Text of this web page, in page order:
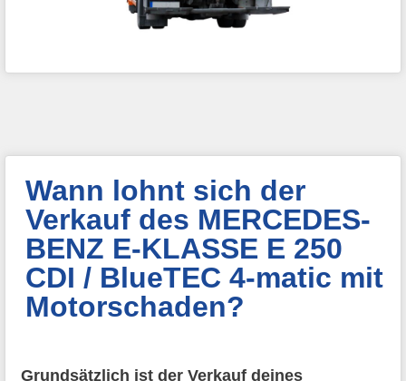
Wann lohnt sich der
Verkauf des MERCEDES-
BENZ E-KLASSE E 250
CDI / BlueTEC 4-matic mit
Motorschaden?
Grundsätzlich ist der Verkauf deines